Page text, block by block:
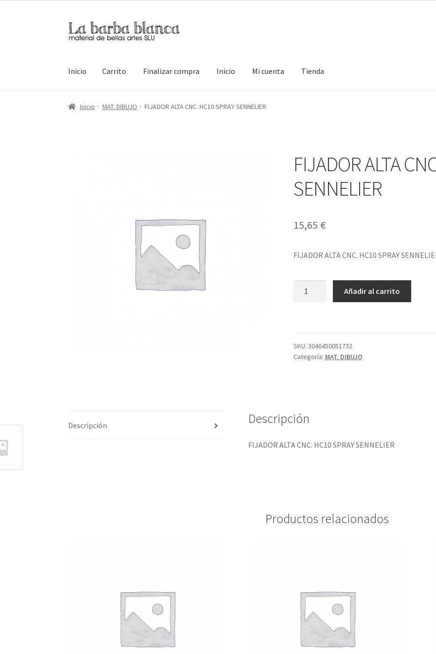
Ir
a
Ir
al
Inicio Carrito Finalizar compra Inicio Mi cuenta Tienda
Inicio CarritoFinalizar compra InicioMi cuentaTienda
Inicio MAT. DIBUJO FIJADOR ALTA CNC. HC10 SPRAY SENNELIER
FIJADOR ALTA
SENNELIER
15,65 €
FIJADOR ALTA CNC. HC10 SPRAY
SENNELIER
cantidad
Añadir al carrito
SKU: 3046450051732
Categoría: MAT. DIBUJO
Descripción Descripción
FIJADOR ALTA CNC. HC10 SPRAY SENNELIER
Productos relacionados